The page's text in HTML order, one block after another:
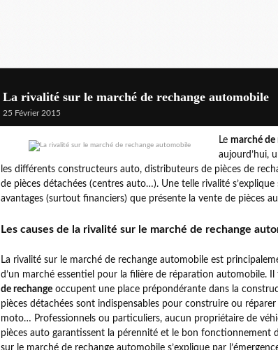
La rivalité sur le marché de rechange automobile
25 Février 2015
Le marché de
aujourd’hui,
les différents constructeurs auto, distributeurs de pièces de
de pièces détachées (centres auto…). Une telle rivalité
avantages (surtout financiers) que présente la vente de pièces
Les causes de la rivalité sur le marché de rechange
La rivalité sur le marché de rechange automobile est
d’un marché essentiel pour la filière de réparation automobile.
de rechange occupent une place prépondérante dans la
pièces détachées sont indispensables pour construire ou
moto… Professionnels ou particuliers, aucun propriétaire de
pièces auto garantissent la pérennité et le bon fonctionnement
sur le marché de rechange automobile s’explique par